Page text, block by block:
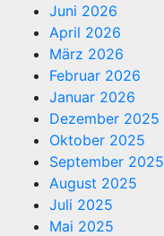
Juni 2026
April 2026
März 2026
Februar 2026
Januar 2026
Dezember 2025
Oktober 2025
September 2025
August 2025
Juli 2025
Mai 2025